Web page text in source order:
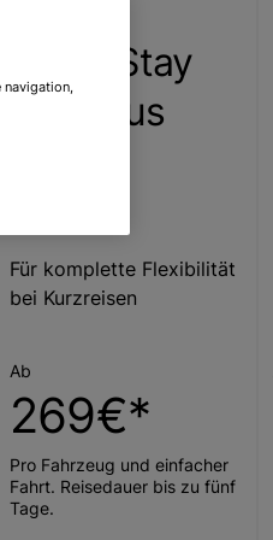
Short Stay
Flexiplus
Für komplette Flexibilität
bei Kurzreisen
Ab
269€*
Pro Fahrzeug und einfacher
Fahrt. Reisedauer bis zu fünf
Tage.
navigation,